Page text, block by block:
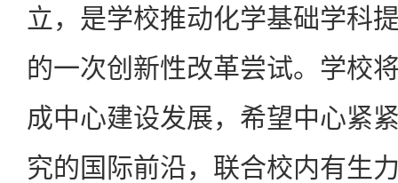
立，是学校推动化学基础学科
的一次创新性改革尝试。学校
成中心建设发展，希望中心紧
究的国际前沿，联合校内有生